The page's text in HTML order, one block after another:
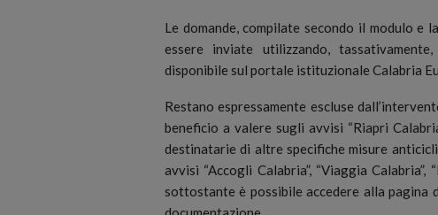
Le domande, compilate secondo il modulo e
essere inviate utilizzando,
disponibile sul portale istituzionale Calabria
Restano espressamente escluse
beneficio a valere sugli avvisi “Riapri
destinatarie di altre specifiche misure
avvisi “Accogli Calabria”, “Viaggia Calabria”,
sottostante è possibile accedere alla pagina